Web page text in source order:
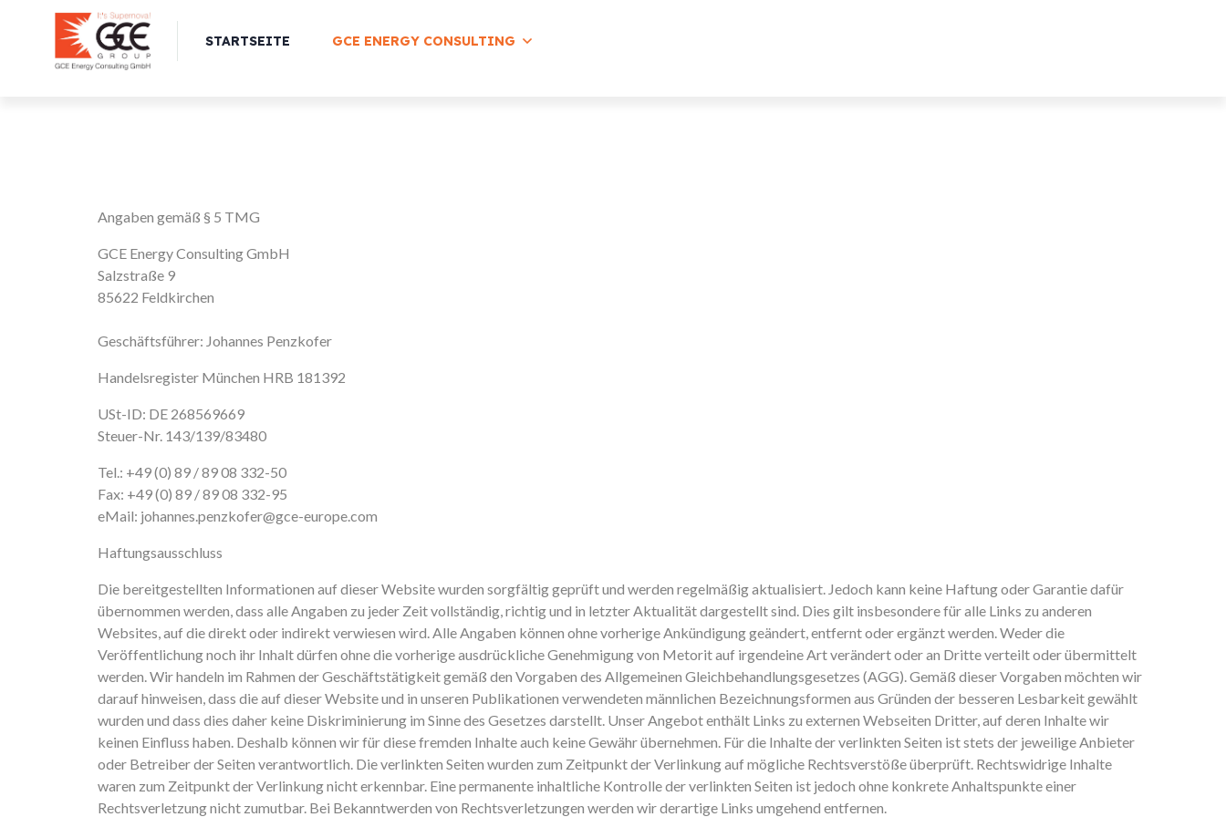
STARTSEITE GCE ENERGY CONSULTING
Angaben gemäß § 5 TMG
GCE Energy Consulting GmbH
Salzstraße 9
85622 Feldkirchen
Geschäftsführer: Johannes Penzkofer
Handelsregister München HRB 181392
USt-ID: DE 268569669
Steuer-Nr. 143/139/83480
Tel.: +49 (0) 89 / 89 08 332-50
Fax: +49 (0) 89 / 89 08 332-95
eMail: johannes.penzkofer@gce-europe.com
Haftungsausschluss
Die bereitgestellten Informationen auf dieser Website wurden sorgfältig geprüft und werden regelmäßig aktualisiert. Jedoch kann keine Haftung oder Garantie dafür
übernommen werden, dass alle Angaben zu jeder Zeit vollständig, richtig und in letzter Aktualität dargestellt sind. Dies gilt insbesondere für alle Links zu anderen
Websites, auf die direkt oder indirekt verwiesen wird. Alle Angaben können ohne vorherige Ankündigung geändert, entfernt oder ergänzt werden. Weder die
Veröffentlichung noch ihr Inhalt dürfen ohne die vorherige ausdrückliche Genehmigung von Metorit auf irgendeine Art verändert oder an Dritte verteilt oder übermittelt
werden. Wir handeln im Rahmen der Geschäftstätigkeit gemäß den Vorgaben des Allgemeinen Gleichbehandlungsgesetzes (AGG). Gemäß dieser Vorgaben möchten wir
darauf hinweisen, dass die auf dieser Website und in unseren Publikationen verwendeten männlichen Bezeichnungsformen aus Gründen der besseren Lesbarkeit gewählt
wurden und dass dies daher keine Diskriminierung im Sinne des Gesetzes darstellt. Unser Angebot enthält Links zu externen Webseiten Dritter, auf deren Inhalte wir
keinen Einfluss haben. Deshalb können wir für diese fremden Inhalte auch keine Gewähr übernehmen. Für die Inhalte der verlinkten Seiten ist stets der jeweilige Anbieter
oder Betreiber der Seiten verantwortlich. Die verlinkten Seiten wurden zum Zeitpunkt der Verlinkung auf mögliche Rechtsverstöße überprüft. Rechtswidrige Inhalte
waren zum Zeitpunkt der Verlinkung nicht erkennbar. Eine permanente inhaltliche Kontrolle der verlinkten Seiten ist jedoch ohne konkrete Anhaltspunkte einer
Rechtsverletzung nicht zumutbar. Bei Bekanntwerden von Rechtsverletzungen werden wir derartige Links umgehend entfernen.